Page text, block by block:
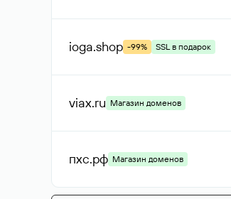
ioga.shop -99% SSL в подарок
viax.ru Магазин доменов
пхс.рф Магазин доменов